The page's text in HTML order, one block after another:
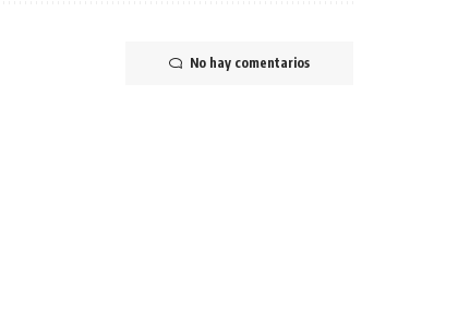
No hay comentarios